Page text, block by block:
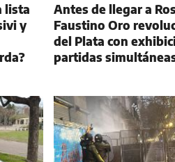
lista
y
Antes de llegar a
Faustino Oro
del Plata con
partidas